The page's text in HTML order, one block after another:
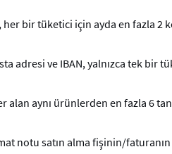
bir tüketici için ayda en fazla 2
adresi ve IBAN, yalnızca tek bir
alan aynı ürünlerden en fazla 6
notu satın alma fişinin/